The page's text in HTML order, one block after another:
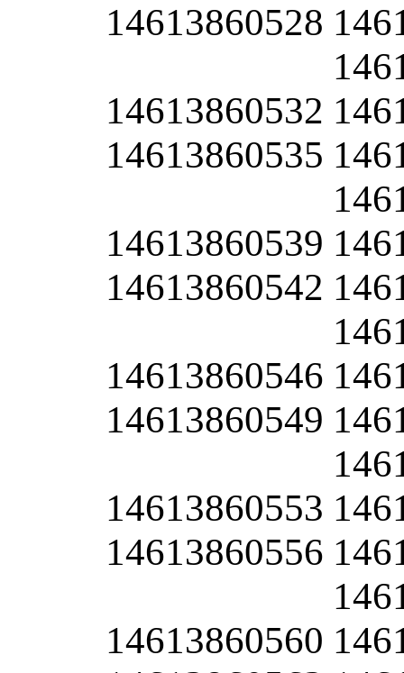
14613860528
14613860532
14613860535
14613860539
14613860542
14613860546
14613860549
14613860553
14613860556
14613860560